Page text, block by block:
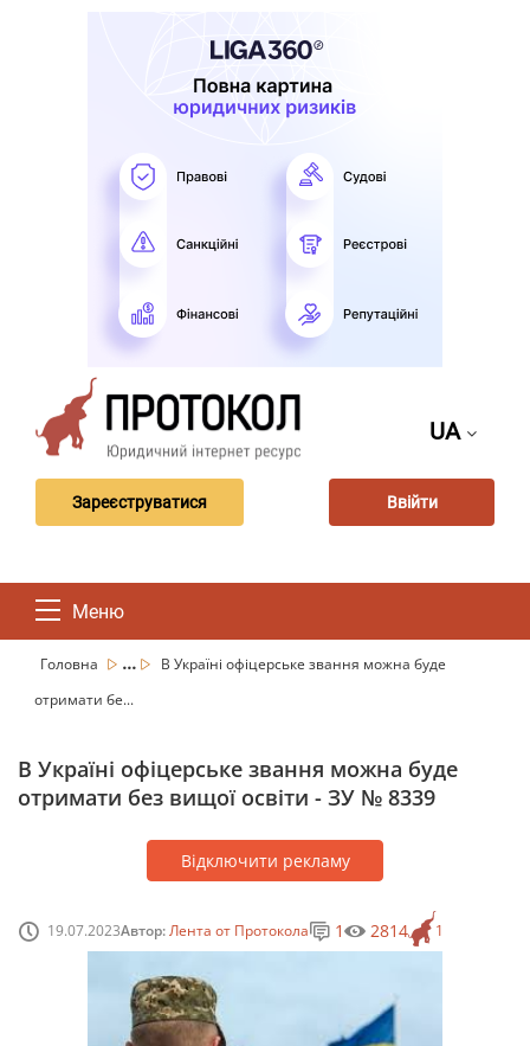
UA
Зареєструватися Ввійти
Меню
Головна ...
В Україні офіцерське звання можна буде
отримати бе...
В Україні офіцерське звання можна буде
отримати без вищої освіти - ЗУ № 8339
Відключити рекламу
19.07.2023Автор:Лента от Протокола 1
1 2814